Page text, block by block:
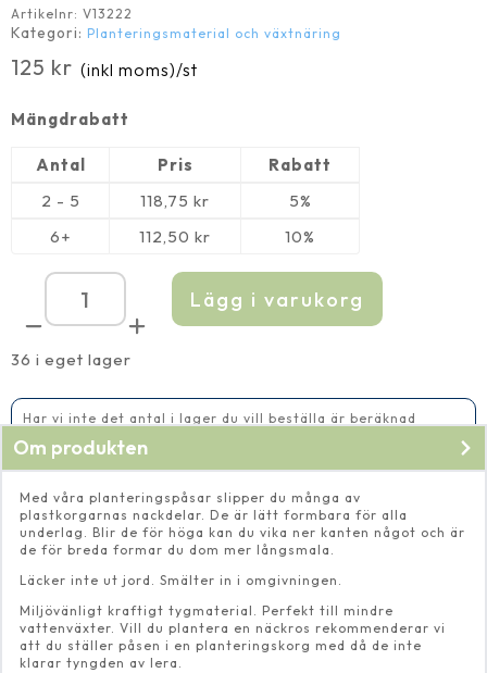
Artikelnr: V13222
Kategori: Planteringsmaterial och växtnäring
125 kr (inkl moms)/st
Mängdrabatt
Antal Pris
Rabatt
2 - 5
118,75 kr
5%
6+
112,50 kr 10%
36 i eget lager
Planteringspåse
rund
25
cm,
pack
mängd
Lägg i varukorg
Har vi inte det antal i lager du vill beställa är beräknad
Om produkten
Med våra planteringspåsar slipper du många av
plastkorgarnas nackdelar. De är lätt formbara för alla
underlag. Blir de för höga kan du vika ner kanten något och är
de för breda formar du dom mer långsmala.
Läcker inte ut jord. Smälter in i omgivningen.
Miljövänligt kraftigt tygmaterial. Perfekt till mindre
vattenväxter. Vill du plantera en näckros rekommenderar vi
att du ställer påsen i en planteringskorg med då de inte
klarar tyngden av lera.